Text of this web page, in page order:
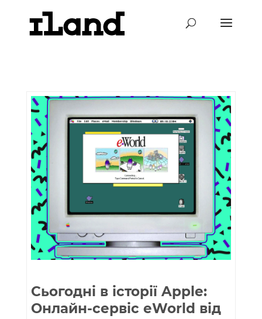
Сьогодні в історії Apple:
Онлайн-сервіс eWorld від